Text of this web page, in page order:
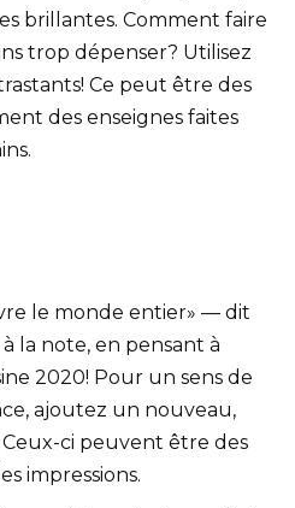
brillantes. Comment faire
trop dépenser? Utilisez
Ce peut être des
des enseignes faites
le monde entier» — dit
la note, en pensant à
2020! Pour un sens de
ajoutez un nouveau,
ci peuvent être des
impressions.